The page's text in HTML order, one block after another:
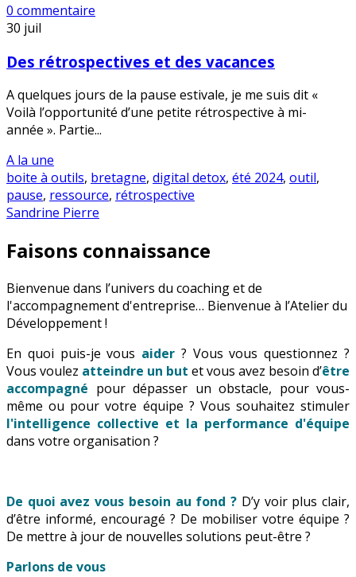
0 commentaire
30 juil
Des rétrospectives et des vacances
A quelques jours de la pause estivale, je me suis dit «
Voilà l’opportunité d’une petite rétrospective à mi-
année ». Partie...
A la une
boite à outils, bretagne, digital detox, été 2024, outil,
pause, ressource, rétrospective
Sandrine Pierre
Faisons connaissance
Bienvenue dans l’univers du coaching et de
l'accompagnement d'entreprise… Bienvenue à l’Atelier du
Développement !
En quoi puis-je vous aider ? Vous vous questionnez ?
Vous voulez atteindre un but et vous avez besoin d’être
accompagné pour dépasser un obstacle, pour vous-
même ou pour votre équipe ? Vous souhaitez stimuler
l'intelligence collective et la performance d'équipe
dans votre organisation ?
De quoi avez vous besoin au fond ? D’y voir plus clair,
d’être informé, encouragé ? De mobiliser votre équipe ?
De mettre à jour de nouvelles solutions peut-être ?
Parlons de vous